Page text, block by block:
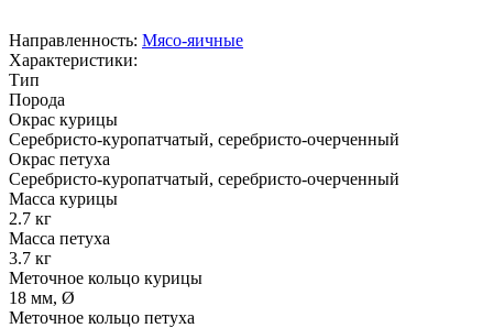
Направленность: Мясо-яичные
Характеристики:
Тип
Порода
Окрас курицы
Серебристо-куропатчатый, серебристо-очерченный
Окрас петуха
Серебристо-куропатчатый, серебристо-очерченный
Масса курицы
2.7 кг
Масса петуха
3.7 кг
Меточное кольцо курицы
18 мм, Ø
Меточное кольцо петуха